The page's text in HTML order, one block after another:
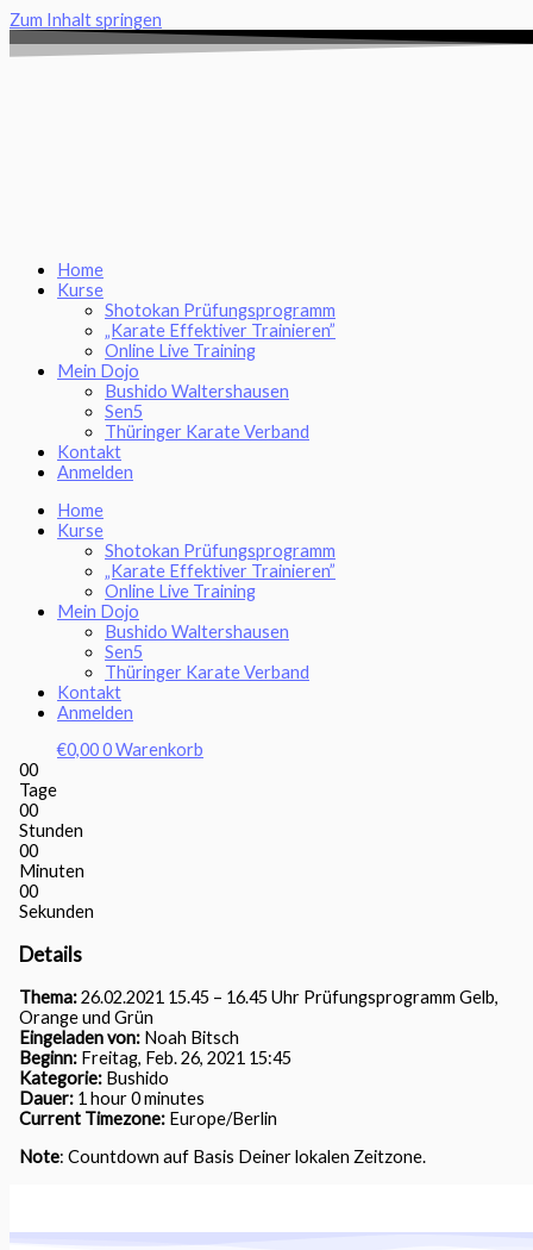
Zum Inhalt springen
Home
Kurse
Shotokan Prüfungsprogramm
„Karate Effektiver Trainieren”
Online Live Training
Mein Dojo
Bushido Waltershausen
Sen5
Thüringer Karate Verband
Kontakt
Anmelden
Home
Kurse
Shotokan Prüfungsprogramm
„Karate Effektiver Trainieren”
Online Live Training
Mein Dojo
Bushido Waltershausen
Sen5
Thüringer Karate Verband
Kontakt
Anmelden
€0,000Warenkorb
00
Tage
00
Stunden
00
Minuten
00
Sekunden
Details
Thema:26.02.2021 15.45 – 16.45 Uhr Prüfungsprogramm Gelb,
Orange und Grün
Eingeladen von: Noah Bitsch
Beginn: Freitag, Feb. 26, 2021 15:45
Kategorie: Bushido
Dauer: 1 hour 0 minutes
Current Timezone: Europe/Berlin
Note: Countdown auf Basis Deiner lokalen Zeitzone.